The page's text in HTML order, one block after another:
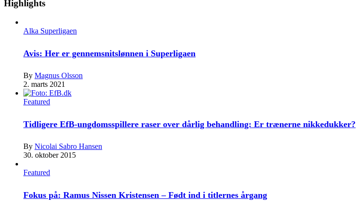
Highlights
Alka Superligaen
Avis: Her er gennemsnitslønnen i Superligaen
By Magnus Olsson
2. marts 2021
Featured
Tidligere EfB-ungdomsspillere raser over dårlig behandling: Er trænerne nikkedukker?
By Nicolai Sabro Hansen
30. oktober 2015
Featured
Fokus på: Ramus Nissen Kristensen – Født ind i titlernes årgang